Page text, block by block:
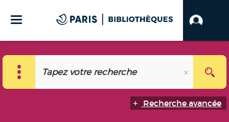
Recherche avancée